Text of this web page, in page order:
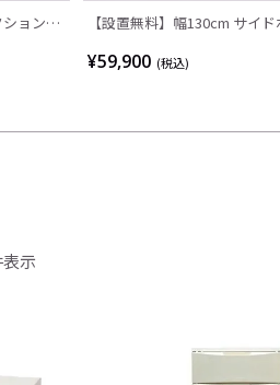
ションケ
ショー
【設置無料】幅130cm サイ
しゃれ キャビネット ディスプ
¥59,900 (税込)
示